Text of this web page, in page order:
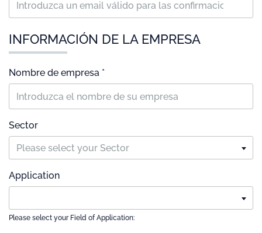
INFORMACIÓN DE LA EMPRESA
Nombre de empresa *
Sector
Please select your Sector
Application
Please select your Field of Application: